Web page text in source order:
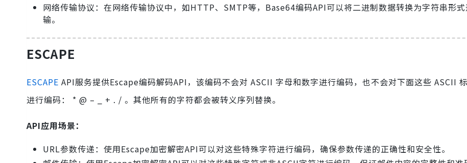
网络传输协议：在网络传输协议中，如HTTP、SMTP等，Base64编码API可以将二进制数据转换为字符串形
输。
ESCAPE
ESCAPE API服务提供Escape编码解码API，该编码不会对 ASCII 字母和数字进行编码，也不会对下面这些 ASCII
进行编码： * @ – _ + . / 。其他所有的字符都会被转义序列替换。
API应用场景：
URL参数传递：使用Escape加密解密API可以对这些特殊字符进行编码，确保参数传递的正确性和安全性。